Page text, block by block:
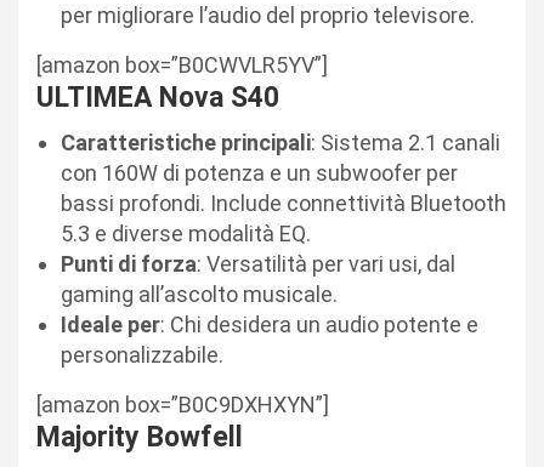
per migliorare l’audio del proprio televisore.
[amazon box=”B0CWVLR5YV”]
ULTIMEA Nova S40
Caratteristiche principali: Sistema 2.1 canali
con 160W di potenza e un subwoofer per
bassi profondi. Include connettività Bluetooth
5.3 e diverse modalità EQ.
Punti di forza: Versatilità per vari usi, dal
gaming all’ascolto musicale.
Ideale per: Chi desidera un audio potente e
personalizzabile.
[amazon box=”B0C9DXHXYN”]
Majority Bowfell